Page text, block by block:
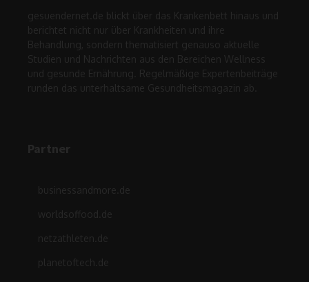
gesuendernet.de blickt über das Krankenbett hinaus und
berichtet nicht nur über Krankheiten und ihre
Behandlung, sondern thematisiert genauso aktuelle
Studien und Nachrichten aus den Bereichen Wellness
und gesunde Ernährung. Regelmäßige Expertenbeiträge
runden das unterhaltsame Gesundheitsmagazin ab.
Partner
businessandmore.de
worldsoffood.de
netzathleten.de
planetoftech.de